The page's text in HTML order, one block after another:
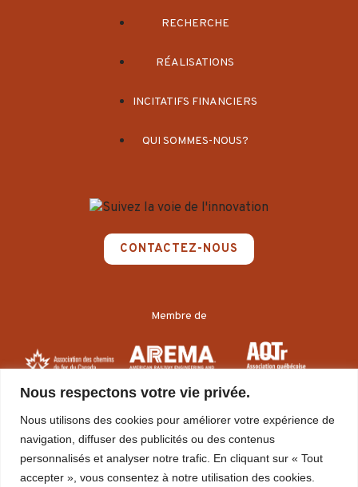
Nous respectons votre vie privée.
Nous utilisons des cookies pour améliorer votre expérience de
navigation, diffuser des publicités ou des contenus
personnalisés et analyser notre trafic. En cliquant sur « Tout
accepter », vous consentez à notre utilisation des cookies.
RECHERCHE
RÉALISATIONS
INCITATIFS FINANCIERS
QUI SOMMES-NOUS?
CONTACTEZ-NOUS
Membre de